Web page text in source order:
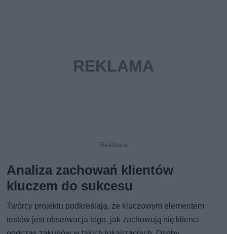
Analiza zachowań klientów
kluczem do sukcesu
Twórcy projektu podkreślają, że kluczowym elementem
testów jest obserwacja tego, jak zachowują się klienci